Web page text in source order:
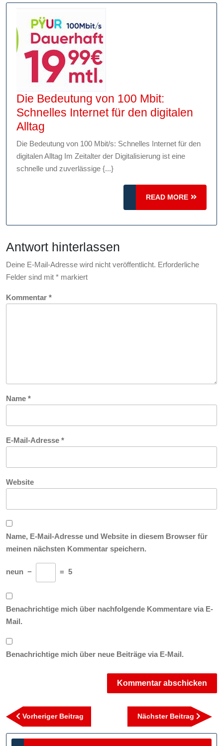
Die Bedeutung von 100 Mbit:
Schnelles Internet für den digitalen
Alltag
Bedeutung
von
100
für
digitalen
Alltag
Die Bedeutung von 100 Mbit/s: Schnelles Internet für den
digitalen Alltag Im Zeitalter der Digitalisierung ist eine
schnelle und zuverlässige {...}
READ MORE
READ
MORE
Antwort hinterlassen
Deine E-Mail-Adresse wird nicht veröffentlicht. Erforderliche
Felder sind mit * markiert
Kommentar *
Name *
E-Mail-Adresse *
Website
Name, E-Mail-Adresse und Website in diesem Browser für
meinen nächsten Kommentar speichern.
neun − = 5
Benachrichtige mich über nachfolgende Kommentare via E-
Mail.
Benachrichtige mich über neue Beiträge via E-Mail.
Beitragsnavigation
Vorheriger Beitrag
Beitrag
Nächster Beitrag